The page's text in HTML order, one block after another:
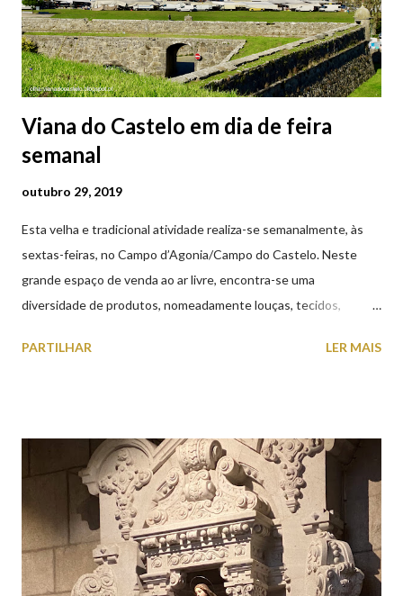
Viana do Castelo em dia de feira
semanal
outubro 29, 2019
Esta velha e tradicional atividade realiza-se semanalmente, às
sextas-feiras, no Campo d’Agonia/Campo do Castelo. Neste
grande espaço de venda ao ar livre, encontra-se uma
diversidade de produtos, nomeadamente louças, tecidos,
cobres entre muitos outros. Horário de funcionamento | Verão
(2019.10.25) Feira Semanal em Viana do Castelo (2019.10.25)
Feira Semanal em Viana do Castelo (2019.10.25) Feira Semanal
em Viana do Castelo (2019.10.25) Feira Semanal em Viana do
Castelo (2019.10.25) Feira Semanal em Viana do Castelo
(2019.10.25)
PARTILHAR LER MAIS